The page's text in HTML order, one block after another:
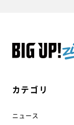
カテゴリ
ニュース